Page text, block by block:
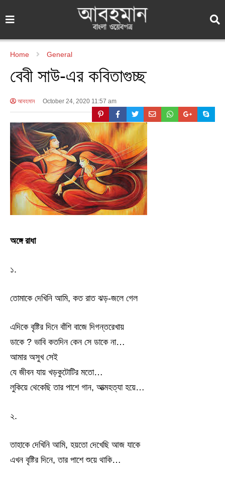
Home General
বেবী সাউ-এর কবিতাগুচ্ছ
আবহমান October 24, 2020 11:57 am
অঙ্গে রাধা
১.
তোমাকে দেখিনি আমি, কত রাত ঝড়-জলে গেল
এদিকে বৃষ্টির দিনে বাঁশি বাজে দিগন্তরেখায়
ডাকে ? ভাবি কতদিন কেন সে ডাকে না…
আমার অসুখ সেই
যে জীবন যায় খড়কুটোটির মতো…
লুকিয়ে থেকেছি তার পাশে গান, আত্মহত্যা হয়ে…
২.
তাহাকে দেখিনি আমি, হয়তো দেখেছি আজ যাকে
এখন বৃষ্টির দিনে, তার পাশে শুয়ে থাকি…